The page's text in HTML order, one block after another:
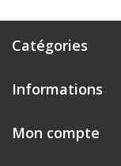
Catégories
Informations
Mon compte